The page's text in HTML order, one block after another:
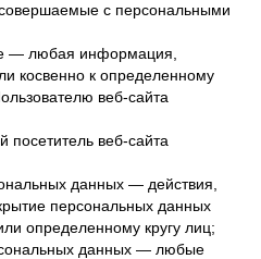
с персональными
— любая информация,
косвенно к определенному
веб-сайта
веб-сайта
данных — действия,
персональных данных
определенному кругу лиц;
данных — любые